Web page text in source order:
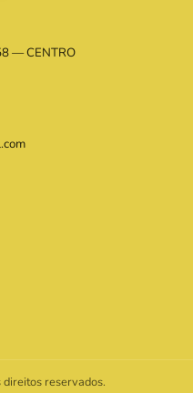
— CENTRO
reservados.